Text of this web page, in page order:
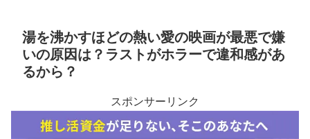
湯を沸かすほどの熱い愛の映画が最悪で嫌
いの原因は？ラストがホラーで違和感があ
るから？
スポンサーリンク